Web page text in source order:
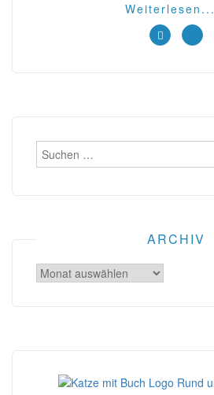
Weiterlesen...
Suchen
nach:
ARCHIV
Archiv